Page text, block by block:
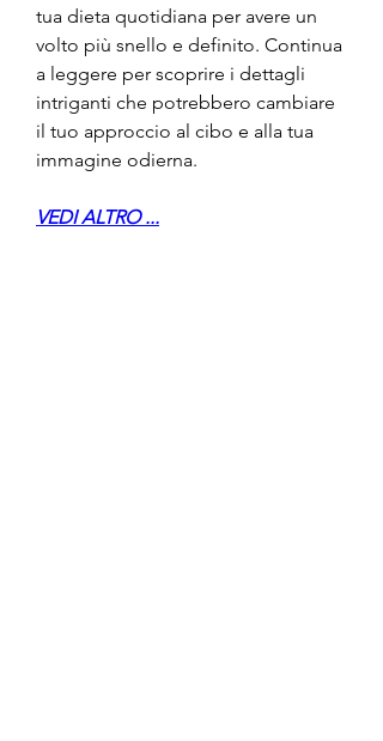
tua dieta quotidiana per avere un
volto più snello e definito. Continua
a leggere per scoprire i dettagli
intriganti che potrebbero cambiare
il tuo approccio al cibo e alla tua
immagine odierna.
VEDI ALTRO ...